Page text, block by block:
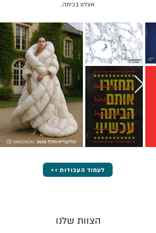
אצלנו בכיתה.
<< לעמוד העבודות
הצוות שלנו